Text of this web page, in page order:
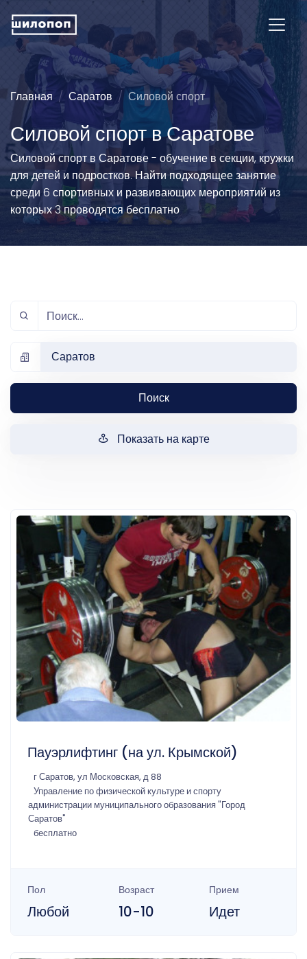
Главная Саратов Силовой спорт
Силовой спорт в Саратове
Силовой спорт в Саратове - обучение в секции, кружки
для детей и подростков. Найти подходящее занятие
среди 6 спортивных и развивающих мероприятий из
которых 3 проводятся бесплатно
Саратов
Поиск
Показать на карте
Пауэрлифтинг (на ул. Крымской)
г Саратов, ул Московская, д 88
Управление по физической культуре и спорту
администрации муниципального образования "Город
Саратов"
бесплатно
Пол
Любой
Возраст
10-10
Прием
Идет